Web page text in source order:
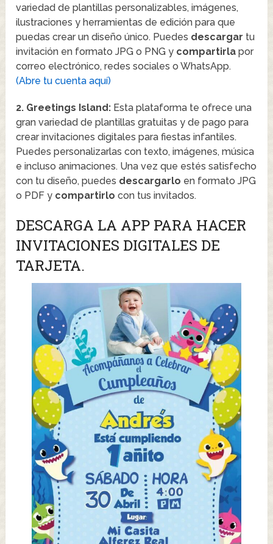
variedad de plantillas personalizables, imágenes,
ilustraciones y herramientas de edición para que
puedas crear un diseño único. Puedes descargar tu
invitación en formato JPG o PNG y compartirla por
correo electrónico, redes sociales o WhatsApp.
(Abre tu cuenta aquí)
2. Greetings Island: Esta plataforma te ofrece una
gran variedad de plantillas gratuitas y de pago para
crear invitaciones digitales para fiestas infantiles.
Puedes personalizarlas con texto, imágenes, música
e incluso animaciones. Una vez que estés satisfecho
con tu diseño, puedes descargarlo en formato JPG
o PDF y compartirlo con tus invitados.
DESCARGA LA APP PARA HACER
INVITACIONES DIGITALES DE
TARJETA.